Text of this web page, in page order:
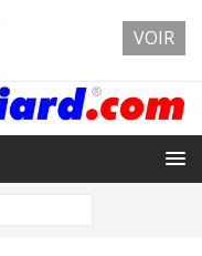
VOIR